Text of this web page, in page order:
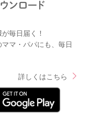
毎日届く！
マ・パパにも、毎日
詳しくはこちら